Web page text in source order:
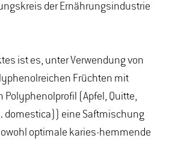
der Ernährungsindustrie
ist es, unter Verwendung von
Früchten mit
(Apfel, Quitte,
domestica)) eine Saftmischung
optimale karies-hemmende